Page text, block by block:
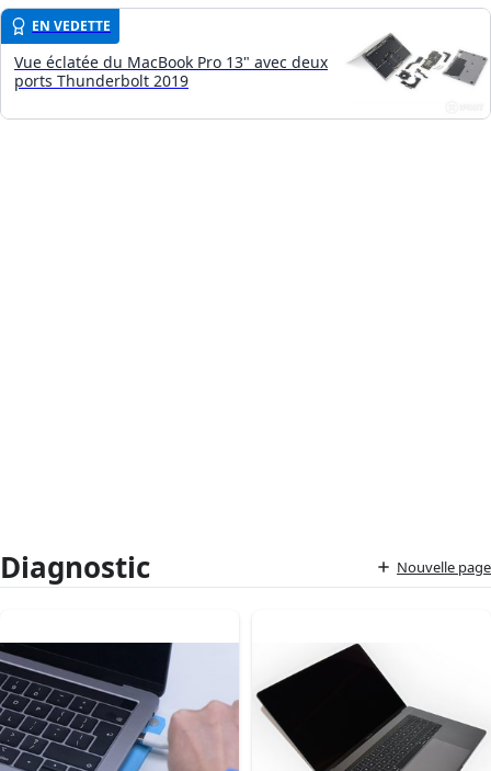
EN VEDETTE
Vue éclatée du MacBook Pro 13" avec deux
ports Thunderbolt 2019
Diagnostic Nouvelle page